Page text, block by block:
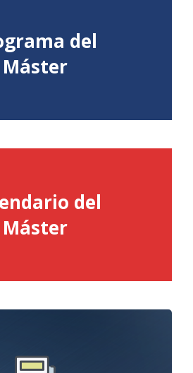
del
Máster
del
Máster
para acceder